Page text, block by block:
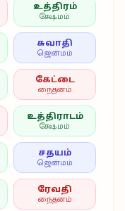
உத்திரம்
க்ஷேமம்
சுவாதி
ஜென்மம்
கேட்டை
நைதனம்
உத்திராடம்
க்ஷேமம்
சதயம்
ஜென்மம்
ரேவதி
நைதனம்